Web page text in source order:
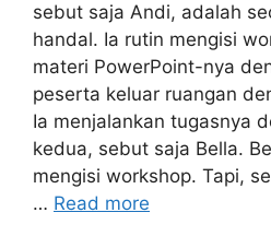
sebut saja Andi, adalah
handal. Ia rutin mengisi
materi PowerPoint-nya
peserta keluar ruangan
Ia menjalankan tugasnya
kedua, sebut saja Bella.
mengisi workshop. Tapi,
… Read more